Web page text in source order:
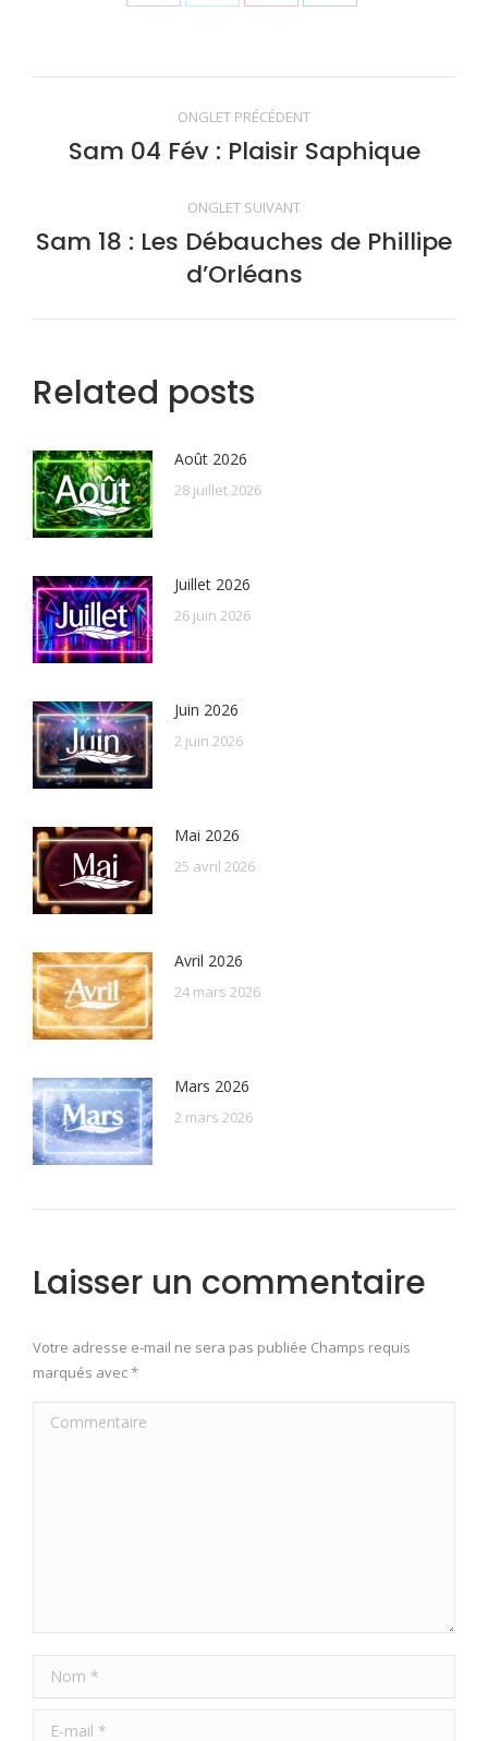
Navigation
de
commentaire
ONGLET PRÉCÉDENT
Onglet
Sam 04 Fév : Plaisir Saphique
ONGLET SUIVANT
Onglet
suivant
Sam 18 : Les Débauches de Phillipe
d’Orléans
Related posts
Août 2026
28 juillet 2026
Juillet 2026
26 juin 2026
Juin 2026
2 juin 2026
Mai 2026
25 avril 2026
Avril 2026
24 mars 2026
Mars 2026
2 mars 2026
Laisser un commentaire
Votre adresse e-mail ne sera pas publiée Champs requis
marqués avec*
Commentaire
Nom *
E-mail *